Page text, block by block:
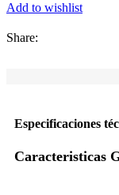
Add to wishlist
Share:
Especificaciones
Caracteristicas